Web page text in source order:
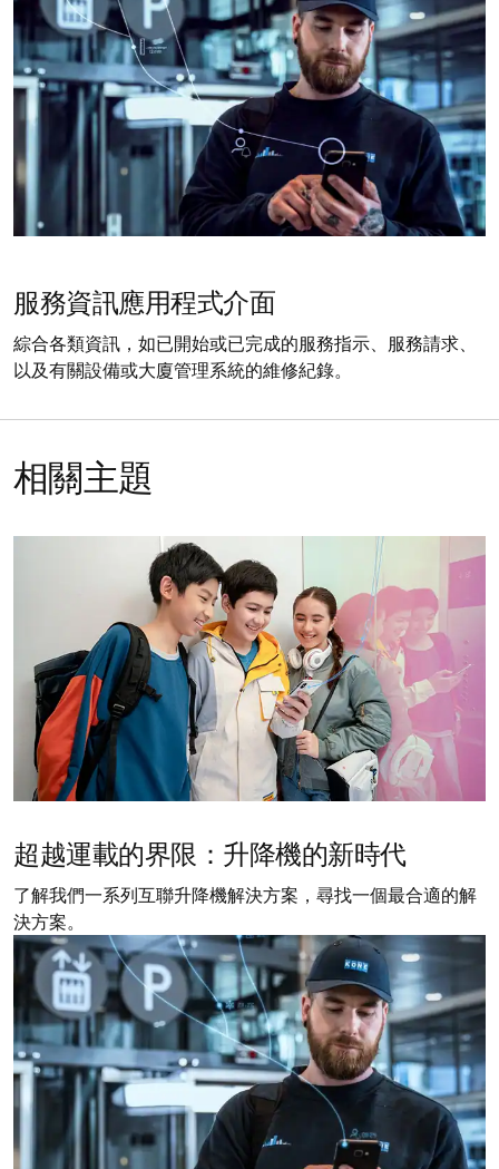
服務資訊應用程式介面
綜合各類資訊，如已開始或已完成的服務指示、服務請求、
以及有關設備或大廈管理系統的維修紀錄。
相關主題
超越運載的界限：升降機的新時代
了解我們一系列互聯升降機解決方案，尋找一個最合適的解
決方案。